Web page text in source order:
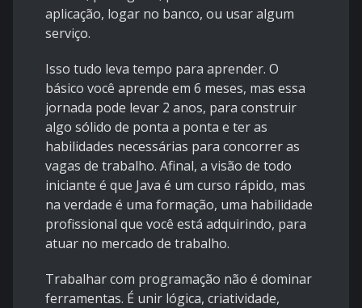
aplicação, logar no banco, ou usar algum
serviço.
Isso tudo leva tempo para aprender. O
básico você aprende em 6 meses, mas essa
jornada pode levar 2 anos, para construir
algo sólido de ponta a ponta e ter as
habilidades necessárias para concorrer as
vagas de trabalho. Afinal, a visão de todo
iniciante é que Java é um curso rápido, mas
na verdade é uma formação, uma habilidade
profissional que você está adquirindo, para
atuar no mercado de trabalho.
Trabalhar com programação não é dominar
ferramentas. É unir lógica, criatividade,